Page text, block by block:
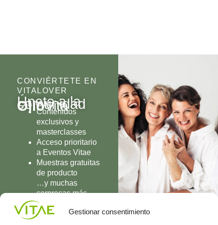
Gestionar consentimiento
CONVIÉRTETE EN
VITALOVER
Únete a la
comunidad
OlioVita
Contenidos
exclusivos y
masterclasses
Acceso prioritario
a Eventos Vitae
Muestras gratuitas
de producto
…y muchas
sorpresas más
UNIRME